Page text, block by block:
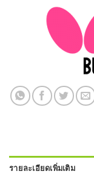
รายละเอียดเพิ่มเติม